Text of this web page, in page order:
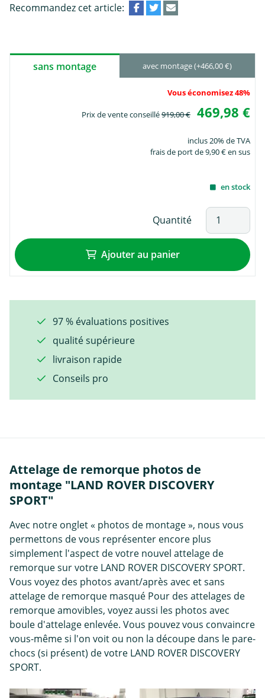
Recommandez cet article:
sans montage avec montage (+466,00 €)
Vous économisez 48%
Prix de vente conseillé919,00 € 469,98 €
inclus 20% de TVA
frais de port de 9,90 € en sus
en stock
Quantité
Ajouter au panier
97 % évaluations positives
qualité supérieure
livraison rapide
Conseils pro
Attelage de remorque photos de
montage "LAND ROVER DISCOVERY
SPORT"
Avec notre onglet « photos de montage », nous vous
permettons de vous représenter encore plus
simplement l'aspect de votre nouvel attelage de
remorque sur votre LAND ROVER DISCOVERY SPORT.
Vous voyez des photos avant/après avec et sans
attelage de remorque masqué Pour des attelages de
remorque amovibles, voyez aussi les photos avec
boule d'attelage enlevée. Vous pouvez vous convaincre
vous-même si l'on voit ou non la découpe dans le pare-
chocs (si présent) de votre LAND ROVER DISCOVERY
SPORT.